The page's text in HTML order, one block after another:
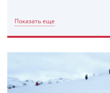
Показать еще